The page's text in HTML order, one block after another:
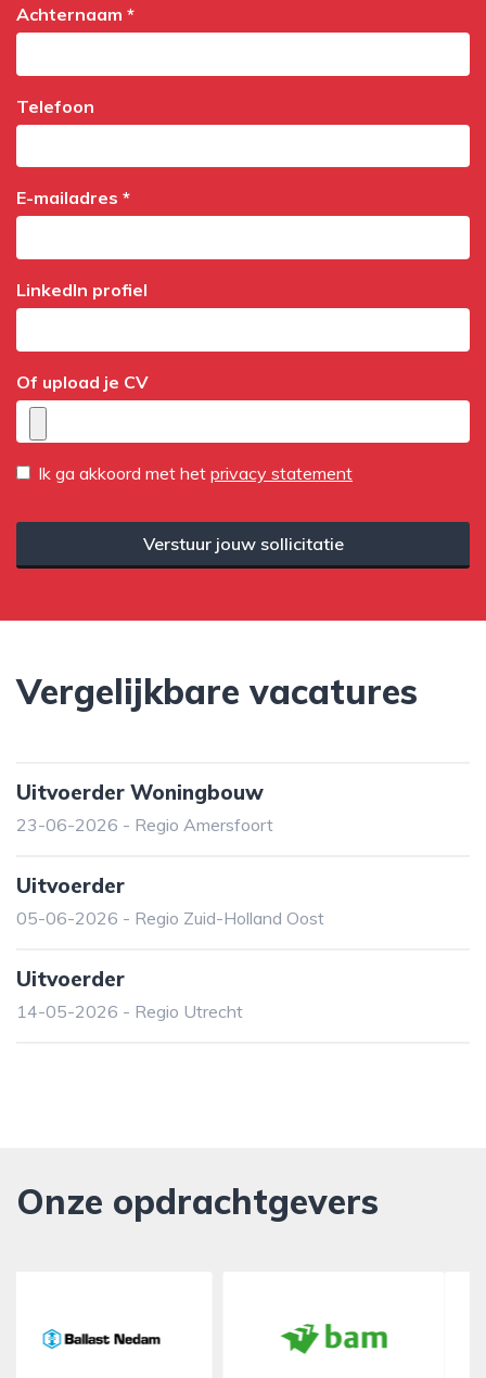
Achternaam *
Telefoon
E-mailadres *
LinkedIn profiel
Of upload je CV
Ik ga akkoord met het privacy statement
Verstuur jouw sollicitatie
Vergelijkbare vacatures
Uitvoerder Woningbouw
23-06-2026 - Regio Amersfoort
Uitvoerder
05-06-2026 - Regio Zuid-Holland Oost
Uitvoerder
14-05-2026 - Regio Utrecht
Onze opdrachtgevers